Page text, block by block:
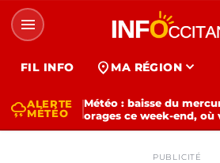
menu
FIL INFO location_on MA RÉGION expand_more
thunderstormALERTE
MÉTÉO
Météo : baisse du
orages ce week-end,
PUBLICITÉ